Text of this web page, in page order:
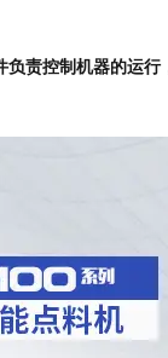
责控制机器的运